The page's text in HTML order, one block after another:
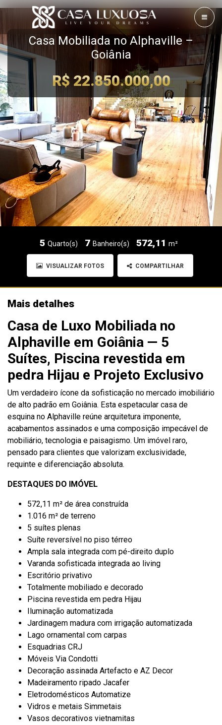
Casa Mobiliada no Alphaville –
Goiânia
R$ 22.850.000,00
5 Quarto(s) 7 Banheiro(s) 572,11 m²
VISUALIZAR FOTOS COMPARTILHAR
Mais detalhes
Casa de Luxo Mobiliada no
Alphaville em Goiânia — 5
Suítes, Piscina revestida em
pedra Hijau e Projeto Exclusivo
Um verdadeiro ícone da sofisticação no mercado imobiliário
de alto padrão em Goiânia. Esta espetacular casa de
esquina no Alphaville reúne arquitetura imponente,
acabamentos assinados e uma composição impecável de
mobiliário, tecnologia e paisagismo. Um imóvel raro,
pensado para clientes que valorizam exclusividade,
requinte e diferenciação absoluta.
DESTAQUES DO IMÓVEL
572,11 m² de área construída
1.016 m² de terreno
5 suítes plenas
Suíte reversível no piso térreo
Ampla sala integrada com pé-direito duplo
Varanda sofisticada integrada ao living
Escritório privativo
Totalmente mobiliado e decorado
Piscina revestida em pedra Hijau
Iluminação automatizada
Jardinagem madura com irrigação automatizada
Lago ornamental com carpas
Esquadrias CRJ
Móveis Via Condotti
Decoração assinada Artefacto e AZ Decor
Madeiramento ripado Jacafer
Eletrodomésticos Automatize
Vidros e metais Simmetais
Vasos decorativos vietnamitas